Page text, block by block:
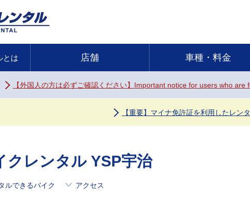
とは 店舗 車種・料金
【外国人の方は必ずご確認ください】 Important notice for users who are
【重要】マイナ免許証を利用したレン
クレンタル YSP宇治
ルできるバイク アクセス